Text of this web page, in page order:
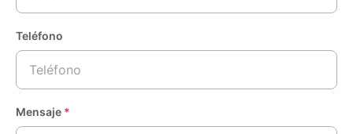
Teléfono
Mensaje *